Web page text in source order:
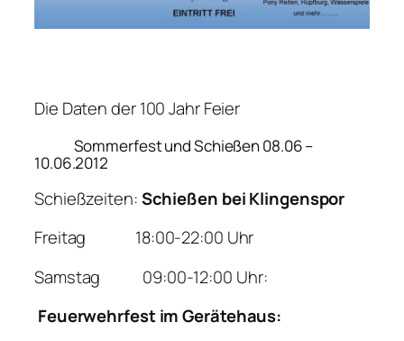
Die Daten der 100 Jahr Feier
Sommerfest und Schießen 08.06 –
10.06.2012
Schießzeiten:Schießen beiKlingenspor
Freitag 18:00-22:00 Uhr
Samstag 09:00-12:00 Uhr:
Feuerwehrfest im Gerätehaus: